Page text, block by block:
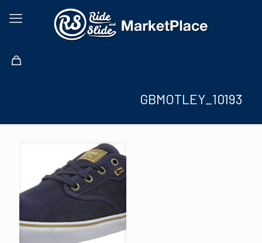
GBMOTLEY_10193